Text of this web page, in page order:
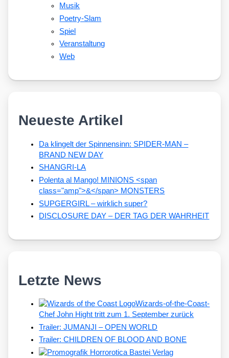
Musik
Poetry-Slam
Spiel
Veranstaltung
Web
Neueste Artikel
Da klingelt der Spinnensinn: SPIDER-MAN –
BRAND NEW DAY
SHANGRI-LA
Polenta al Mango! MINIONS <span
class="amp">&</span> MONSTERS
SUPGERGIRL – wirklich super?
DISCLOSURE DAY – DER TAG DER WAHRHEIT
Letzte News
Wizards-of-the-Coast-
Chef John Hight tritt zum 1. September zurück
Trailer: JUMANJI – OPEN WORLD
Trailer: CHILDREN OF BLOOD AND BONE